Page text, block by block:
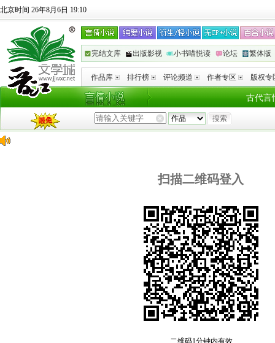
北京时间 26年8月6日 19:10
完结文库 出版影视 小书喵悦读 论坛 繁体版
作品库 排行榜 评论频道 作者专区 版权专
古代言
扫描二维码登入